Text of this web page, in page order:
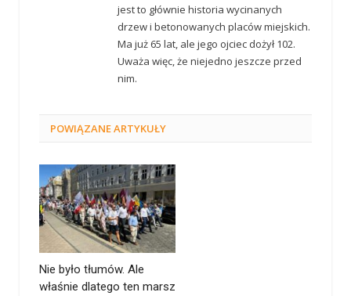
jest to głównie historia wycinanych
drzew i betonowanych placów miejskich.
Ma już 65 lat, ale jego ojciec dożył 102.
Uważa więc, że niejedno jeszcze przed
nim.
POWIĄZANEARTYKUŁY
Nie było tłumów. Ale
właśnie dlatego ten marsz